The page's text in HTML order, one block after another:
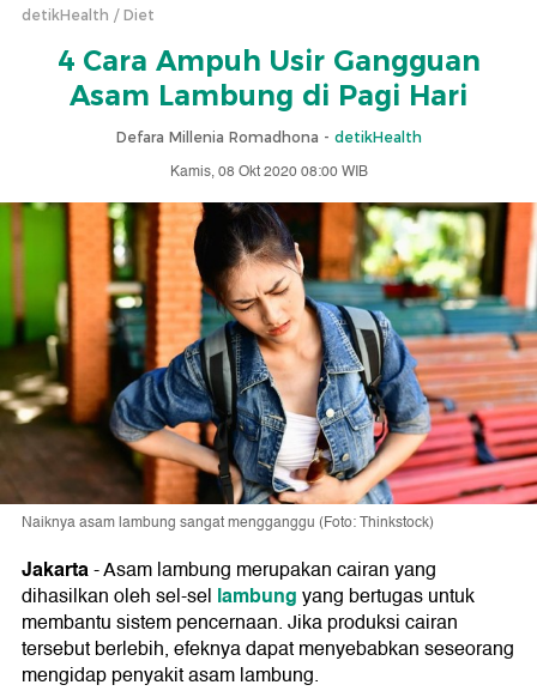
detikHealth Diet
4 Cara Ampuh Usir Gangguan
Asam Lambung di Pagi Hari
Defara Millenia Romadhona - detikHealth
Kamis, 08 Okt 2020 08:00 WIB
Naiknya asam lambung sangat mengganggu (Foto: Thinkstock)
Jakarta-Asam lambung merupakan cairan yang
dihasilkan oleh sel-sel lambungyang bertugas untuk
membantu sistem pencernaan. Jika produksi cairan
tersebut berlebih, efeknya dapat menyebabkan seseorang
mengidap penyakit asam lambung.